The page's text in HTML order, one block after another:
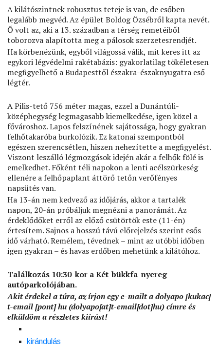
A kilátószintnek robusztus teteje is van, de esőben
legalább megvéd. Az épület Boldog Özsébről kapta nevét.
Ő volt az, aki a 13. században a térség remetéiből
toborozva alapította meg a pálosok szerzetesrendjét.
Ha körbenézünk, egyből világossá válik, mit keres itt az
egykori légvédelmi rakétabázis: gyakorlatilag tökéletesen
megﬁgyelhető a Budapesttől északra-északnyugatra eső
légtér.
A Pilis-tető 756 méter magas, ezzel a Dunántúli-
középhegység legmagasabb kiemelkedése, igen közel a
fővároshoz. Lapos felszínének sajátossága, hogy gyakran
felhőtakaróba burkolózik. Ez katonai szempontból
egészen szerencsétlen, hiszen nehezítette a megﬁgyelést.
Viszont leszálló légmozgások idején akár a felhők fölé is
emelkedhet. Főként téli napokon a lenti acélszürkeség
ellenére a felhőpaplant áttörő tetőn verőfényes
napsütés van.
Ha 13-án nem kedvező az időjárás, akkor a tartalék
napon, 20-án próbáljuk megnézni a panorámát. Az
érdeklődőket erről az előző csütörtök este (11-én)
értesítem. Sajnos a hosszú távú előrejelzés szerint esős
idő várható. Remélem, tévednek – mint az utóbbi időben
igen gyakran – és havas erdőben mehetünk a kilátóhoz.
Találkozás 10:30-kor a Két-bükkfa-nyereg
autóparkolójában.
Akit érdekel a túra, az írjon egy e-mailt adolyapo[kukac]
t-email[pont]hu (dolyapo[at]t-email[dot]hu)címre és
elküldöm a részletes kiírást!
kirándulás